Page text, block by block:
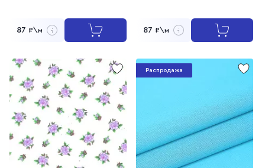
87 ₽\м 87 ₽\м
Распродажа